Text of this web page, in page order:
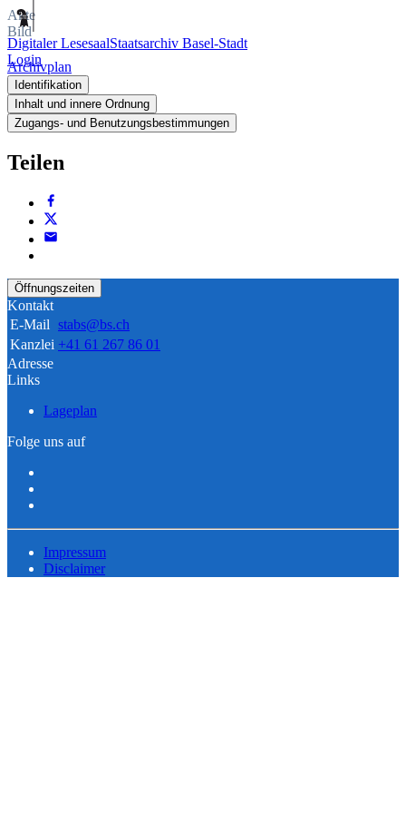
Digitaler LesesaalStaatsarchiv Basel-Stadt
Login
Akte
Bild
Archivplan
Identifikation
Inhalt und innere Ordnung
Zugangs- und Benutzungsbestimmungen
Teilen
Öffnungszeiten
Kontakt
E-Mail stabs@bs.ch
Kanzlei +41 61 267 86 01
Adresse
Links
Lageplan
Folge uns auf
Impressum
Disclaimer